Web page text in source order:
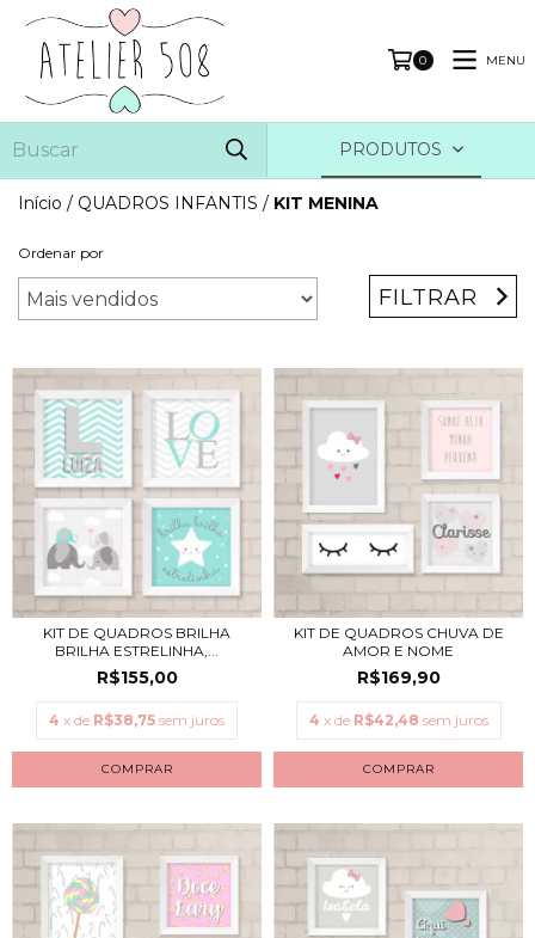
0 MENU
PRODUTOS
Início / QUADROS INFANTIS / KIT MENINA
Ordenar por
FILTRAR
KIT DE QUADROS BRILHA
BRILHA ESTRELINHA,...
R$155,00
4 x de R$38,75 sem juros
COMPRAR
KIT DE QUADROS CHUVA DE
AMOR E NOME
R$169,90
4 x de R$42,48 sem juros
COMPRAR